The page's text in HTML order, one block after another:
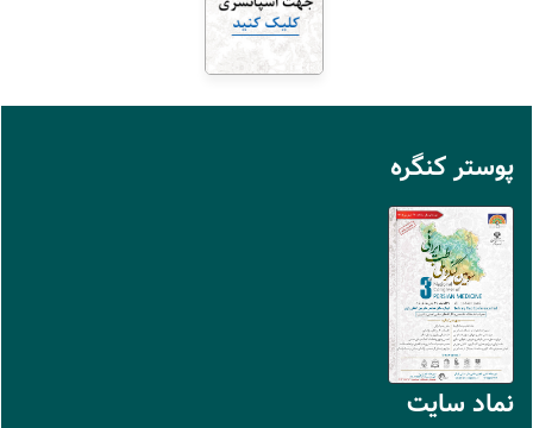
پوستر کنگره
نماد سايت